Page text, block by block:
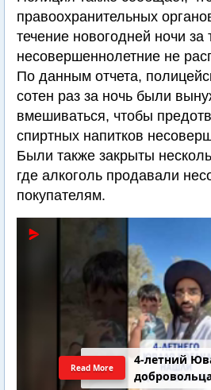
правоохранительных
течение новогодней ночи за
несовершеннолетние не
По данным отчета,
сотен раз за ночь были
вмешиваться, чтобы
спиртных напитков
Были также закрыты
где алкоголь продавали
покупателям.
4-летний
Read More